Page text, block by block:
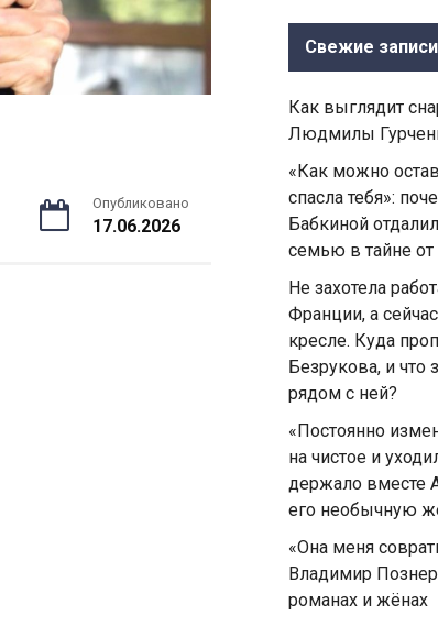
Опубликовано
17.06.2026
Свежие записи
Как выглядит
Людмилы
«Как можно
спасла тебя»:
Бабкиной
семью в тайне от
Не захотела
Франции, а
кресле. Куда
Безрукова, и что
рядом с ней?
«Постоянно
на чистое и
держало вместе
его необычную
«Она меня
Владимир
романах и жёнах